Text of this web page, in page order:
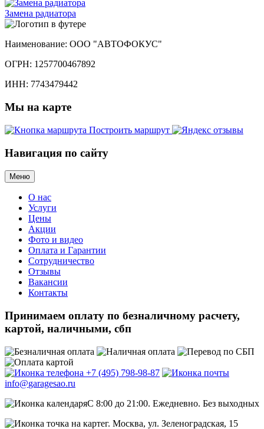
Замена радиатора
Наименование: ООО "АВТОФОКУС"
ОГРН: 1257700467892
ИНН: 7743479442
Мы на карте
Построить маршрут
Навигация по сайту
Меню
О нас
Услуги
Цены
Акции
Фото и видео
Оплата и Гарантии
Сотрудничество
Отзывы
Вакансии
Контакты
Принимаем оплату по безналичному расчету,
картой, наличными, сбп
+7 (495) 798-98-87
info@garagesao.ru
C 8:00 до 21:00. Ежедневно. Без выходных
г. Москва, ул. Зеленоградская, 15